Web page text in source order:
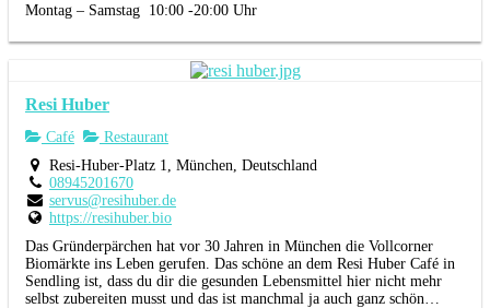
Montag – Samstag 10:00 -20:00 Uhr
Resi Huber
Café
Restaurant
Resi-Huber-Platz 1, München, Deutschland
08945201670
servus@resihuber.de
https://resihuber.bio
Das Gründerpärchen hat vor 30 Jahren in München die Vollcorner
Biomärkte ins Leben gerufen. Das schöne an dem Resi Huber Café in
Sendling ist, dass du dir die gesunden Lebensmittel hier nicht mehr
selbst zubereiten musst und das ist manchmal ja auch ganz schön…